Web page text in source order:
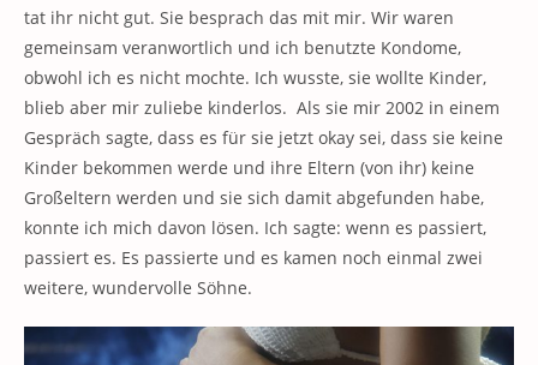
tat ihr nicht gut. Sie besprach das mit mir. Wir waren
gemeinsam veranwortlich und ich benutzte Kondome,
obwohl ich es nicht mochte. Ich wusste, sie wollte Kinder,
blieb aber mir zuliebe kinderlos. Als sie mir 2002 in einem
Gespräch sagte, dass es für sie jetzt okay sei, dass sie keine
Kinder bekommen werde und ihre Eltern (von ihr) keine
Großeltern werden und sie sich damit abgefunden habe,
konnte ich mich davon lösen. Ich sagte: wenn es passiert,
passiert es. Es passierte und es kamen noch einmal zwei
weitere, wundervolle Söhne.